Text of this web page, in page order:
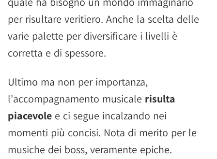
per risultare veritiero. Anche la scelta delle
varie palette per diversificare i livelli è
corretta e di spessore.
Ultimo ma non per importanza,
l'accompagnamento musicale risulta
piacevole e ci segue incalzando nei
momenti più concisi. Nota di merito per le
musiche dei boss, veramente epiche.